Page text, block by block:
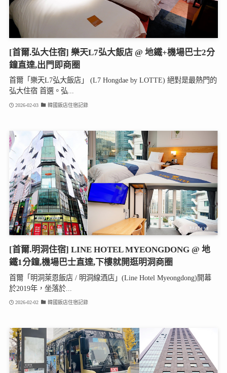
[首爾.弘大住宿] 樂天L7弘大飯店 @ 地鐵+機場巴士2分
鐘直達,出門即商圈
首爾「樂天L7弘大飯店」 (L7 Hongdae by LOTTE) 絕對是最熱門的
弘大住宿 首選。弘...
2026-02-03 韓國飯店住宿記錄
[首爾.明洞住宿] LINE HOTEL MYEONGDONG @ 地
鐵1分鐘,機場巴士直達,下樓就開逛明洞商圈
首爾「明洞萊恩飯店 / 明洞線酒店」(Line Hotel Myeongdong)開幕
於2019年，坐落於...
2026-02-02 韓國飯店住宿記錄